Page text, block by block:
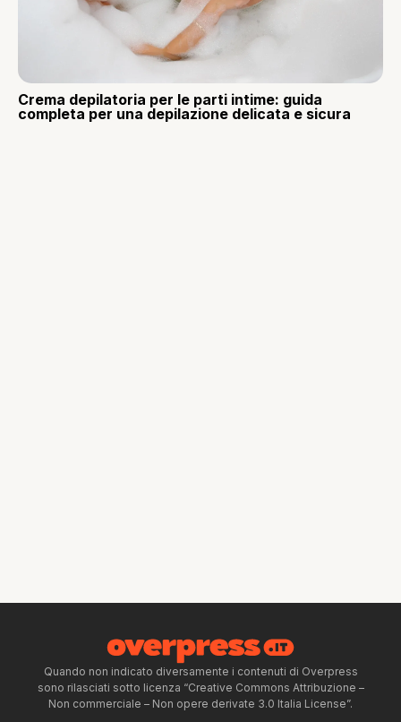
Crema depilatoria per le parti intime: guida
completa per una depilazione delicata e sicura
Quando non indicato diversamente i contenuti di Overpress
sono rilasciati sotto licenza “Creative Commons Attribuzione –
Non commerciale – Non opere derivate 3.0 Italia License”.